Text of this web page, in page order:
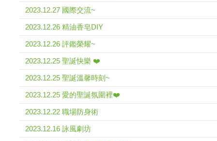
2023.12.27 國際交流~
2023.12.26 精油香皂DIY
2023.12.26 評鑑榮耀~
2023.12.25 聖誕快樂 ❤️
2023.12.25 聖誕溫馨時刻~
2023.12.25 愛的聖誕氛圍裡❤️
2023.12.22 職場防身術
2023.12.16 詠風劇坊